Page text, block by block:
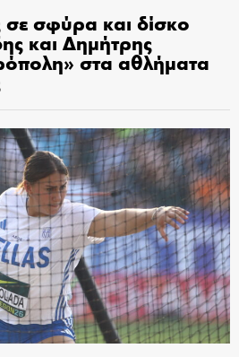
σε σφύρα και δίσκο
και Δημήτρης
στα αθλήματα